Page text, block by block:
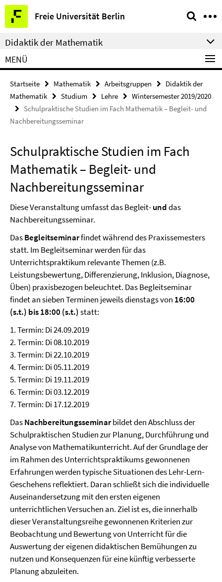
Springe
direkt
zu
Inhalt
Freie Universität Berlin
Service-
Navigation
Didaktik der Mathematik
MENÜ
Startseite Mathematik Arbeitsgruppen
Didaktik der
Mathematik
Studium Lehre
Wintersemester 2019/2020
Schulpraktische Studien im Fach Mathematik – Begleit- und
Nachbereitungsseminar
Schulpraktische Studien im Fach
Mathematik – Begleit- und
Nachbereitungsseminar
Diese Veranstaltung umfasst das Begleit-unddas
Nachbereitungsseminar.
DasBegleitseminarfindet während des Praxissemesters
statt. Im Begleitseminar werden für das
Unterrichtspraktikum relevante Themen (z.B.
Leistungsbewertung, Differenzierung, Inklusion, Diagnose,
Üben) praxisbezogen beleuchtet. Das Begleitseminar
findet an sieben Terminen jeweils dienstags von 16:00
(s.t.) bis 18:00 (s.t.)statt:
1. Termin: Di 24.09.2019
2. Termin: Di 08.10.2019
3. Termin: Di 22.10.2019
4. Termin: Di 05.11.2019
5. Termin: Di 19.11.2019
6. Termin: Di 03.12.2019
7. Termin: Di 17.12.2019
DasNachbereitungsseminarbildet den Abschluss der
Schulpraktischen Studien zur Planung, Durchführung und
Analyse von Mathematikunterricht. Auf der Grundlage der
im Rahmen des Unterrichtspraktikums gewonnenen
Erfahrungen werden typische Situationen des Lehr-Lern-
Geschehens reflektiert. Daran schließt sich die individuelle
Auseinandersetzung mit den ersten eigenen
unterrichtlichen Versuchen an. Ziel ist es, die innerhalb
dieser Veranstaltungsreihe gewonnenen Kriterien zur
Beobachtung und Bewertung von Unterricht für die
Auswertung der eigenen didaktischen Bemühungen zu
nutzen und Konsequenzen für eine künftig verbesserte
Planung abzuleiten.